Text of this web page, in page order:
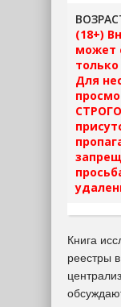
(18+)
может
Для
Книга
реестры